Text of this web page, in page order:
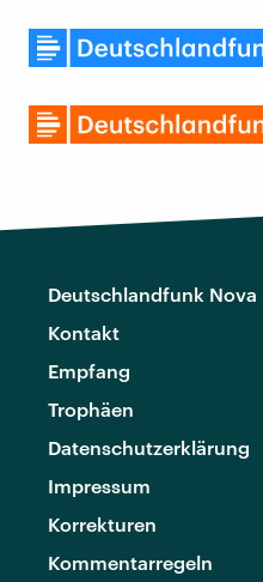
Deutschlandfunk Nova
Kontakt
Empfang
Trophäen
Datenschutzerklärung
Impressum
Korrekturen
Kommentarregeln